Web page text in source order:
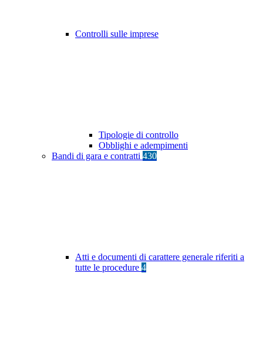
Controlli sulle imprese
Tipologie di controllo
Obblighi e adempimenti
Bandi di gara e contratti 430
Atti e documenti di carattere generale riferiti a
tutte le procedure 4